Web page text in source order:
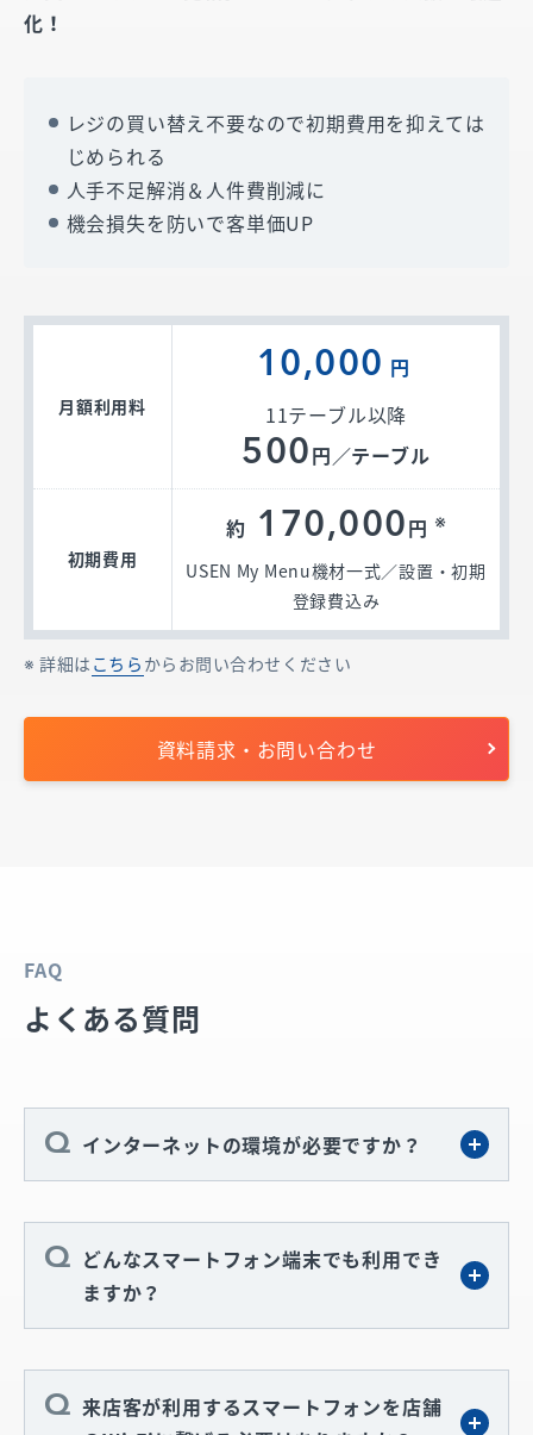
化！
レジの買い替え不要なので初期費用を抑えては
じめられる
人手不足解消＆人件費削減に
機会損失を防いで客単価UP
月額利用料
10,000 円
11テーブル以降
500円／テーブル
初期費用
約 170,000円 ※
USEN My Menu機材一式／設置・初期
登録費込み
詳細は こちら からお問い合わせください
資料請求・お問い合わせ
FAQ
よくある質問
インターネットの環境が必要ですか？
どんなスマートフォン端末でも利用でき
ますか？
来店客が利用するスマートフォンを店舗